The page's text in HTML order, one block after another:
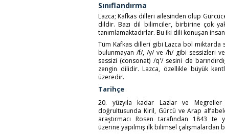
Sınıflandırma
Lazca; Kafkas dilleri ailesinden olup
dildir. Bazı dil bilimciler, birbirine çok
tanımlamaktadırlar. Bu iki dili konuşan
Tüm Kafkas dilleri gibi Lazca bol miktarda
bulunmayan /f/, /y/ ve /h/ gibi sessizleri
sessizi (consonat) /q'/ sesini de
zengin dilidir. Lazca, özellikle büyük
üzeredir.
Tarihçe
20. yüzyıla kadar Lazlar ve Megreller
doğrultusunda Kiril, Gürcü ve Arap
araştırmacı Rosen tarafından 1843 te
üzerine yapılmış ilk bilimsel çalışmalardan